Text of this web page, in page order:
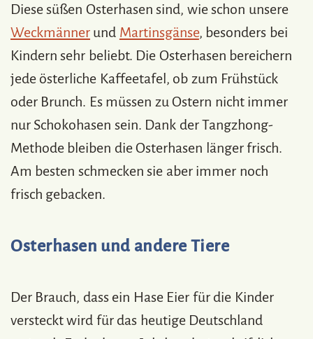
Diese süßen Osterhasen sind, wie schon unsere
Weckmänner und Martinsgänse, besonders bei
Kindern sehr beliebt. Die Osterhasen bereichern
jede österliche Kaffeetafel, ob zum Frühstück
oder Brunch. Es müssen zu Ostern nicht immer
nur Schokohasen sein. Dank der Tangzhong-
Methode bleiben die Osterhasen länger frisch.
Am besten schmecken sie aber immer noch
frisch gebacken.
Osterhasen und andere Tiere
Der Brauch, dass ein Hase Eier für die Kinder
versteckt wird für das heutige Deutschland